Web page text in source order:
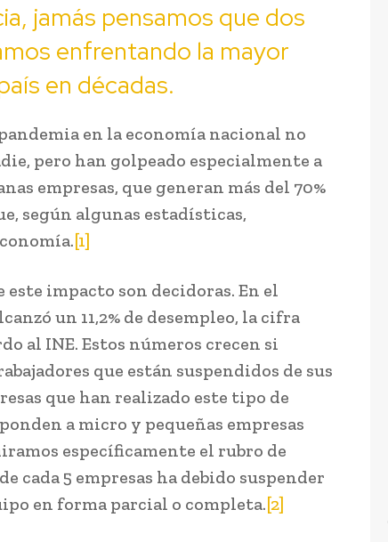
jamás pensamos que dos
enfrentando la mayor
en décadas.
en la economía nacional no
pero han golpeado especialmente a
empresas, que generan más del 70%
según algunas estadísticas,
[1]
este impacto son decidoras. En el
un 11,2% de desempleo, la cifra
al INE. Estos números crecen si
que están suspendidos de sus
que han realizado este tipo de
a micro y pequeñas empresas
específicamente el rubro de
cada 5 empresas ha debido suspender
en forma parcial o completa.[2]